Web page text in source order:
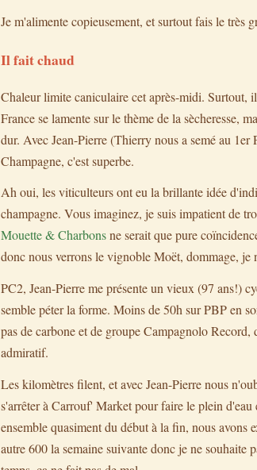
Je m'alimente copieusement, et surtout fais le très
Il fait chaud
Chaleur limite caniculaire cet après-midi. Surtout,
France se lamente sur le thème de la sècheresse,
dur. Avec Jean-Pierre (Thierry nous a semé au
Champagne, c'est superbe.
Ah oui, les viticulteurs ont eu la brillante idée
champagne. Vous imaginez, je suis impatient de
Mouette & Charbonsne serait que pure
donc nous verrons le vignoble Moët, dommage,
PC2, Jean-Pierre me présente un vieux (97 ans!)
semble péter la forme. Moins de 50h sur PBP en
pas de carbone et de groupe Campagnolo Record,
admiratif.
Les kilomètres filent, et avec Jean-Pierre nous
s'arrêter à Carrouf' Market pour faire le plein
ensemble quasiment du début à la fin, nous
autre 600 la semaine suivante donc je ne souhaite